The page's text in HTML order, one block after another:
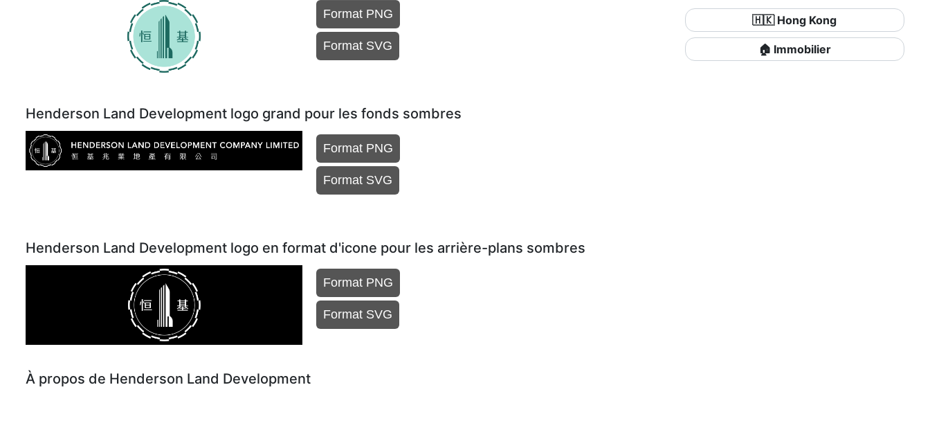
Format PNG
Format SVG
Henderson Land Development logo grand pour les fonds sombres
Format PNG
Format SVG
Henderson Land Development logo en format d'icone pour les arrière-plans sombres
Format PNG
Format SVG
À propos de Henderson Land Development
🇭🇰 Hong Kong
🏠 Immobilier